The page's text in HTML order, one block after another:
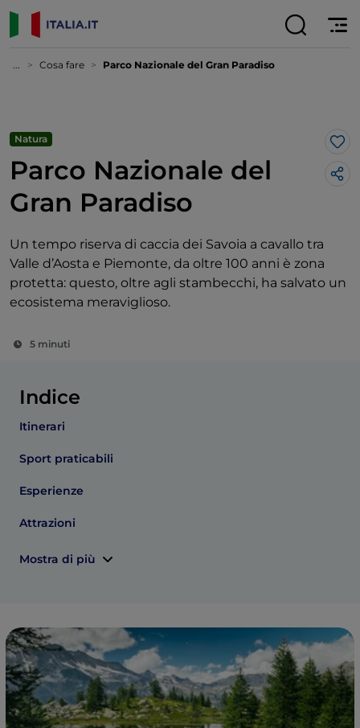
... Cosa fare Parco Nazionale del Gran Paradiso
Natura
Parco Nazionale del
Gran Paradiso
Un tempo riserva di caccia dei Savoia a cavallo tra
Valle d’Aosta e Piemonte, da oltre 100 anni è zona
protetta: questo, oltre agli stambecchi, ha salvato un
ecosistema meraviglioso.
5 minuti
Indice
Itinerari
Sport praticabili
Esperienze
Attrazioni
Mostra di più